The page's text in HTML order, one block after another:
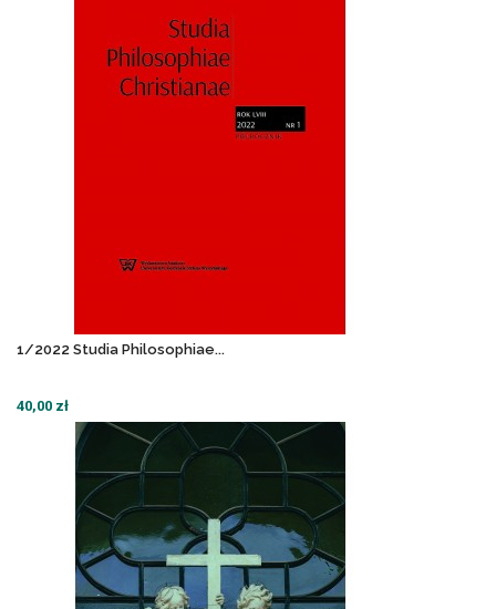
1/2022 Studia Philosophiae...
40,00 zł